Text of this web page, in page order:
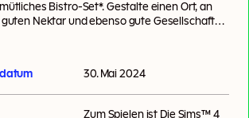
Bistro-Set*. Gestalte einen Ort, an
Nektar und ebenso gute Gesellschaft
Kaffee am Tag. Statte dein Bistro mit
Dekor aus und schaffe den
Sims, um sich mit Freund:innen oder
30. Mai 2024
Zum Spielen ist Die Sims™ 4